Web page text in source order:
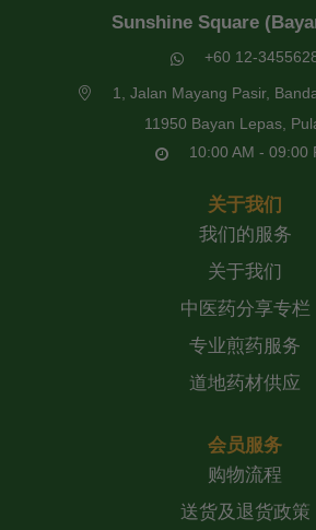
Sunshine Square
+60 12-
1, Jalan Mayang Pasir,
11950 Bayan Lepas,
10:00 AM - 09:00
关于我们
我们的服务
关于我们
中医药分享专栏
专业煎药服务
道地药材供应
会员服务
购物流程
送货及退货政策